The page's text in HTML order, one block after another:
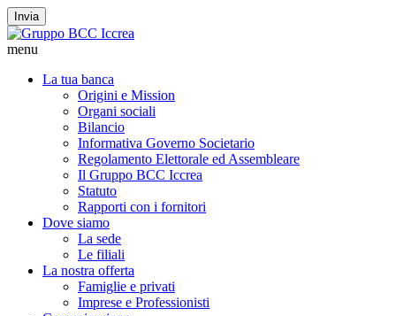
Invia
menu
La tua banca
Origini e Mission
Organi sociali
Bilancio
Informativa Governo Societario
Regolamento Elettorale ed Assembleare
Il Gruppo BCC Iccrea
Statuto
Rapporti con i fornitori
Dove siamo
La sede
Le filiali
La nostra offerta
Famiglie e privati
Imprese e Professionisti